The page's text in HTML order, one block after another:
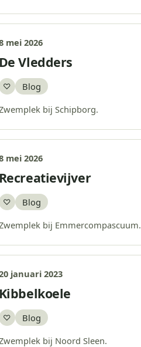
mei 2026
De Vledders
♡Bewaar
Blog
bij Schipborg.
mei 2026
Recreatievijver
♡Bewaar
Blog
bij Emmercompascuum.
januari 2023
Kibbelkoele
♡Bewaar
Blog
bij Noord Sleen.